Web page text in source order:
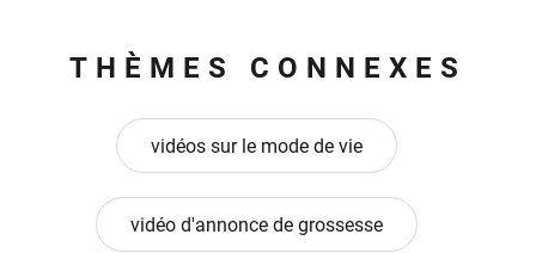
THÈMES CONNEXES
vidéos sur le mode de vie
vidéo d'annonce de grossesse